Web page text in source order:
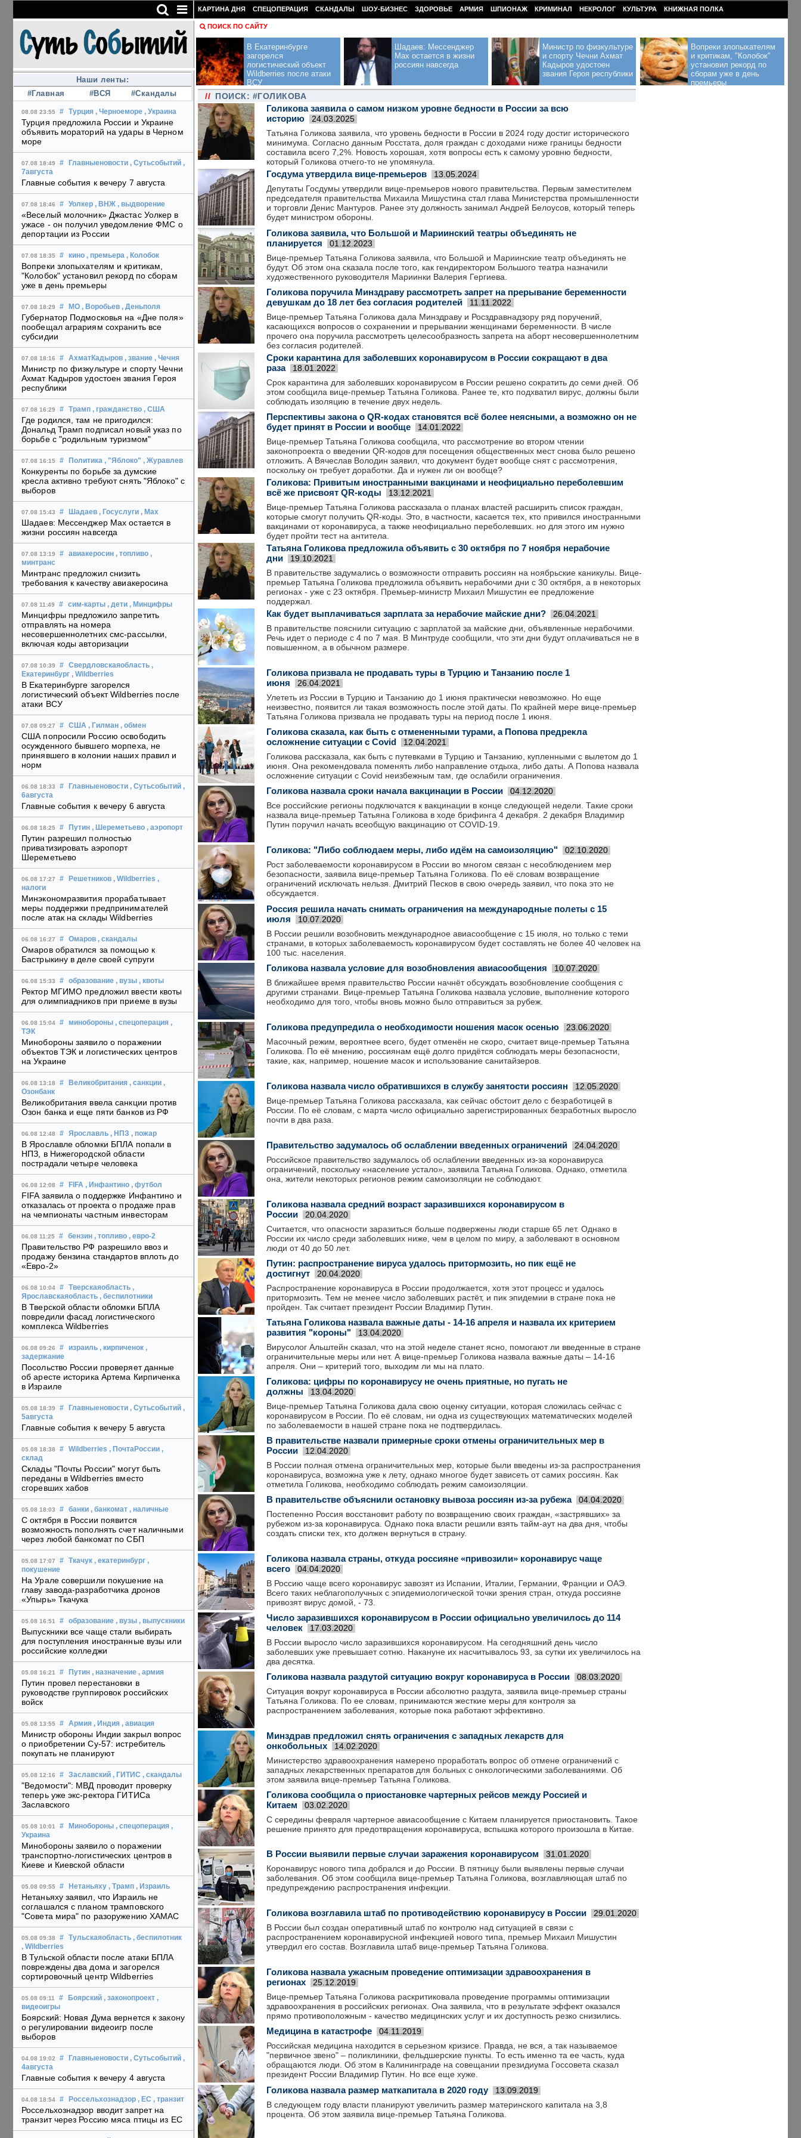
Наши ленты:
#Главная
#ВСЯ #Скандалы
08.08 23:55 # Турция , Черноеморе , Украина
Турция предложила России и Украине
объявить мораторий на удары в Черном
море
07.08 18:49 # Главныеновости , Сутьсобытий ,
7августа
Главные события к вечеру 7 августа
07.08 18:46 # Уолкер , ВНЖ , выдворение
«Веселый молочник» Джастас Уолкер в
ужасе - он получил уведомление ФМС о
депортации из России
07.08 18:35 # кино , премьера , Колобок
Вопреки злопыхателям и критикам,
"Колобок" установил рекорд по сборам
уже в день премьеры
07.08 18:29 # МО , Воробьев , Деньполя
Губернатор Подмосковья на «Дне поля»
пообещал аграриям сохранить все
субсидии
07.08 18:16 # АхматКадыров , звание , Чечня
Министр по физкультуре и спорту Чечни
Ахмат Кадыров удостоен звания Героя
республики
07.08 16:29 # Трамп , гражданство , США
Где родился, там не пригодился:
Дональд Трамп подписал новый указ по
борьбе с "родильным туризмом"
07.08 16:15 # Политика , "Яблоко" , Журавлев
Конкуренты по борьбе за думские
кресла активно требуют снять "Яблоко" с
выборов
07.08 15:43 # Шадаев , Госуслуги , Max
Шадаев: Мессенджер Max остается в
жизни россиян навсегда
07.08 13:19 # авиакеросин , топливо ,
минтранс
Минтранс предложил снизить
требования к качеству авиакеросина
07.08 11:49 # сим-карты , дети , Минцифры
Минцифры предложило запретить
отправлять на номера
несовершеннолетних смс-рассылки,
включая коды авторизации
07.08 10:39 # Свердловскаяобласть ,
Екатеринбург , Wildberries
В Екатеринбурге загорелся
логистический объект Wildberries после
атаки ВСУ
07.08 09:27 # США , Гилман , обмен
США попросили Россию освободить
осужденного бывшего морпеха, не
принявшего в колонии наших правил и
норм
06.08 18:33 # Главныеновости , Сутьсобытий ,
6августа
Главные события к вечеру 6 августа
06.08 18:25 # Путин , Шереметьево , аэропорт
Путин разрешил полностью
приватизировать аэропорт
Шереметьево
06.08 17:27 # Решетников , Wildberries ,
налоги
Минэкономразвития прорабатывает
меры поддержки предпринимателей
после атак на склады Wildberries
06.08 16:27 # Омаров , скандалы
Омаров обратился за помощью к
Бастрыкину в деле своей супруги
06.08 15:33 # образование , вузы , квоты
Ректор МГИМО предложил ввести квоты
для олимпиадников при приеме в вузы
06.08 15:04 # минобороны , спецоперация ,
ТЭК
Минобороны заявило о поражении
объектов ТЭК и логистических центров
на Украине
06.08 13:18 # Великобритания , санкции ,
Озонбанк
Великобритания ввела санкции против
Озон банка и еще пяти банков из РФ
06.08 12:48 # Ярославль , НПЗ , пожар
В Ярославле обломки БПЛА попали в
НПЗ, в Нижегородской области
пострадали четыре человека
06.08 12:08 # FIFA , Инфантино , футбол
FIFA заявила о поддержке Инфантино и
отказалась от проекта о продаже прав
на чемпионаты частным инвесторам
06.08 11:25 # бензин , топливо , евро-2
Правительство РФ разрешило ввоз и
продажу бензина стандартов вплоть до
«Евро-2»
06.08 10:04 # Тверскаяобласть ,
Ярославскаяобласть , беспилотники
В Тверской области обломки БПЛА
повредили фасад логистического
комплекса Wildberries
06.08 09:26 # израиль , кирпиченок ,
задержание
Посольство России проверяет данные
об аресте историка Артема Кирпиченка
в Израиле
05.08 18:39 # Главныеновости , Сутьсобытий ,
5августа
Главные события к вечеру 5 августа
05.08 18:38 # Wildberries , ПочтаРоссии ,
склад
Склады "Почты России" могут быть
переданы в Wildberries вместо
сгоревших хабов
05.08 18:03 # банки , банкомат , наличные
С октября в России появится
возможность пополнять счет наличными
через любой банкомат по СБП
05.08 17:07 # Ткачук , екатеринбург ,
покушение
На Урале совершили покушение на
главу завода-разработчика дронов
«Упырь» Ткачука
05.08 16:51 # образование , вузы , выпускники
Выпускники все чаще стали выбирать
для поступления иностранные вузы или
российские колледжи
05.08 16:21 # Путин , назначение , армия
Путин провел перестановки в
руководстве группировок российских
войск
05.08 13:55 # Армия , Индия , авиация
Министр обороны Индии закрыл вопрос
о приобретении Су-57: истребитель
покупать не планируют
05.08 12:16 # Заславский , ГИТИС , скандалы
"Ведомости": МВД проводит проверку
теперь уже экс-ректора ГИТИСа
Заславского
05.08 10:01 # Минобороны , спецоперация ,
Украина
Минобороны заявило о поражении
транспортно-логистических центров в
Киеве и Киевской области
05.08 09:55 # Нетаньяху , Трамп , Израиль
Нетаньяху заявил, что Израиль не
соглашался с планом трамповского
"Совета мира" по разоружению ХАМАС
05.08 09:38 # Тульскаяобласть , беспилотник
, Wildberries
В Тульской области после атаки БПЛА
повреждены два дома и загорелся
сортировочный центр Wildberries
05.08 09:11 # Боярский , законопроект ,
видеоигры
Боярский: Новая Дума вернется к закону
о регулировании видеоигр после
выборов
04.08 19:02 # Главныеновости , Сутьсобытий ,
4августа
Главные события к вечеру 4 августа
04.08 18:54 # Россельхознадзор , ЕС , транзит
Россельхознадзор вводит запрет на
транзит через Россию мяса птицы из ЕС
КАРТИНА ДНЯ СПЕЦОПЕРАЦИЯ СКАНДАЛЫ ШОУ-БИЗНЕС ЗДОРОВЬЕ АРМИЯ ШПИОНАЖ КРИМИНАЛ НЕКРОЛОГ КУЛЬТУРА КНИЖНАЯ ПОЛКА
ПОИСК ПО САЙТУ
В Екатеринбурге
загорелся
логистический объект
Wildberries после атаки
ВСУ
Шадаев: Мессенджер
Max остается в жизни
россиян навсегда
Министр по физкультуре
и спорту Чечни Ахмат
Кадыров удостоен
звания Героя республики
Вопреки злопыхателям
и критикам, "Колобок"
установил рекорд по
сборам уже в день
премьеры
// ПОИСК: #ГОЛИКОВА
Голикова заявила о самом низком уровне бедности в России за всю
историю
24.03.2025
Татьяна Голикова заявила, что уровень бедности в России в 2024 году достиг исторического
минимума. Согласно данным Росстата, доля граждан с доходами ниже границы бедности
составила всего 7,2%. Новость хорошая, хотя вопросы есть к самому уровню бедности,
который Голикова отчего-то не упомянула.
Госдума утвердила вице-премьеров 13.05.2024
Депутаты Госдумы утвердили вице-премьеров нового правительства. Первым заместителем
председателя правительства Михаила Мишустина стал глава Министерства промышленности
и торговли Денис Мантуров. Ранее эту должность занимал Андрей Белоусов, который теперь
будет министром обороны.
Голикова заявила, что Большой и Мариинский театры объединять не
планируется
01.12.2023
Вице-премьер Татьяна Голикова заявила, что Большой и Мариинские театр объединять не
будут. Об этом она сказала после того, как гендиректором Большого театра назначили
художественного руководителя Мариинки Валерия Гергиева.
Голикова поручила Минздраву рассмотреть запрет на прерывание беременности
девушкам до 18 лет без согласия родителей
11.11.2022
Вице-премьер Татьяна Голикова дала Минздраву и Росздравнадзору ряд поручений,
касающихся вопросов о сохранении и прерывании женщинами беременности. В числе
прочего она поручила рассмотреть целесообразность запрета на аборт несовершеннолетним
без согласия родителей.
Сроки карантина для заболевших коронавирусом в России сокращают в два
раза
18.01.2022
Срок карантина для заболевших коронавирусом в России решено сократить до семи дней. Об
этом сообщила вице-премьер Татьяна Голикова. Ранее те, кто подхватил вирус, должны были
соблюдать изоляцию в течение двух недель.
Перспективы закона о QR-кодах становятся всё более неясными, а возможно он не
будет принят в России и вообще
14.01.2022
Вице-премьер Татьяна Голикова сообщила, что рассмотрение во втором чтении
законопроекта о введении QR-кодов для посещения общественных мест снова было решено
отложить. А Вячеслав Володин заявил, что документ будет вообще снят с рассмотрения,
поскольку он требует доработки. Да и нужен ли он вообще?
Голикова: Привитым иностранными вакцинами и неофициально переболевшим
всё же присвоят QR-коды
13.12.2021
Вице-премьер Татьяна Голикова рассказала о планах властей расширить список граждан,
которые смогут получить QR-коды. Это, в частности, касается тех, кто привился иностранными
вакцинами от коронавируса, а также неофициально переболевших. но для этого им нужно
будет пройти тест на антитела.
Татьяна Голикова предложила объявить с 30 октября по 7 ноября нерабочие
дни
19.10.2021
В правительстве задумались о возможности отправить россиян на ноябрьские каникулы. Вице-
премьер Татьяна Голикова предложила объявить нерабочими дни с 30 октября, а в некоторых
регионах - уже с 23 октября. Премьер-министр Михаил Мишустин ее предложение
поддержал.
Как будет выплачиваться зарплата за нерабочие майские дни? 26.04.2021
В правительстве пояснили ситуацию с зарплатой за майские дни, объявленные нерабочими.
Речь идет о периоде с 4 по 7 мая. В Минтруде сообщили, что эти дни будут оплачиваться не в
повышенном, а в обычном размере.
Голикова призвала не продавать туры в Турцию и Танзанию после 1
июня
26.04.2021
Улететь из России в Турцию и Танзанию до 1 июня практически невозможно. Но еще
неизвестно, появится ли такая возможность после этой даты. По крайней мере вице-премьер
Татьяна Голикова призвала не продавать туры на период после 1 июня.
Голикова сказала, как быть с отмененными турами, а Попова предрекла
осложнение ситуации с Covid
12.04.2021
Голикова рассказала, как быть с путевками в Турцию и Танзанию, купленными с вылетом до 1
июня. Она рекомендовала поменять либо направление отдыха, либо даты. А Попова назвала
осложнение ситуации с Covid неизбежным там, где ослабили ограничения.
Голикова назвала сроки начала вакцинации в России 04.12.2020
Все российские регионы подключатся к вакцинации в конце следующей недели. Такие сроки
назвала вице-премьер Татьяна Голикова в ходе брифинга 4 декабря. 2 декабря Владимир
Путин поручил начать всеобщую вакцинацию от COVID-19.
Голикова: "Либо соблюдаем меры, либо идём на самоизоляцию" 02.10.2020
Рост заболеваемости коронавирусом в России во многом связан с несоблюдением мер
безопасности, заявила вице-премьер Татьяна Голикова. По её словам возвращение
ограничений исключать нельзя. Дмитрий Песков в свою очередь заявил, что пока это не
обсуждается.
Россия решила начать снимать ограничения на международные полеты с 15
июля
10.07.2020
В России решили возобновить международное авиасообщение с 15 июля, но только с теми
странами, в которых заболеваемость коронавирусом будет составлять не более 40 человек на
100 тыс. населения.
Голикова назвала условие для возобновления авиасообщения 10.07.2020
В ближайшее время правительство России начнёт обсуждать возобновление сообщения с
другими странами. Вице-премьер Татьяна Голикова назвала условие, выполнение которого
необходимо для того, чтобы вновь можно было отправиться за рубеж.
Голикова предупредила о необходимости ношения масок осенью 23.06.2020
Масочный режим, вероятнее всего, будет отменён не скоро, считает вице-премьер Татьяна
Голикова. По её мнению, россиянам ещё долго придётся соблюдать меры безопасности,
такие, как, например, ношение масок и использование санитайзеров.
Голикова назвала число обратившихся в службу занятости россиян 12.05.2020
Вице-премьер Татьяна Голикова рассказала, как сейчас обстоит дело с безработицей в
России. По её словам, с марта число официально зарегистрированных безработных выросло
почти в два раза.
Правительство задумалось об ослаблении введенных ограничений 24.04.2020
Российское правительство задумалось об ослаблении введенных из-за коронавируса
ограничений, поскольку «население устало», заявила Татьяна Голикова. Однако, отметила
она, жители некоторых регионов режим самоизоляции не соблюдают.
Голикова назвала средний возраст заразившихся коронавирусом в
России
20.04.2020
Считается, что опасности заразиться больше подвержены люди старше 65 лет. Однако в
России их число среди заболевших ниже, чем в целом по миру, а заболевают в основном
люди от 40 до 50 лет.
Путин: распространение вируса удалось притормозить, но пик ещё не
достигнут
20.04.2020
Распространение коронавируса в России продолжается, хотя этот процесс и удалось
притормозить. Тем не менее число заболевших растёт, и пик эпидемии в стране пока не
пройден. Так считает президент России Владимир Путин.
Татьяна Голикова назвала важные даты - 14-16 апреля и назвала их критерием
развития "короны"
13.04.2020
Вирусолог Альштейн сказал, что на этой неделе станет ясно, помогают ли введенные в стране
ограничительные меры или нет. А вице-премьер Голикова назвала важные даты – 14-16
апреля. Они – критерий того, выходим ли мы на плато.
Голикова: цифры по коронавирусу не очень приятные, но пугать не
должны
13.04.2020
Вице-премьер Татьяна Голикова дала свою оценку ситуации, которая сложилась сейчас с
коронавирусом в России. По её словам, ни одна из существующих математических моделей
по заболеваемости в нашей стране пока не подтвердилась.
В правительстве назвали примерные сроки отмены ограничительных мер в
России
12.04.2020
В России полная отмена ограничительных мер, которые были введены из-за распространения
коронавируса, возможна уже к лету, однако многое будет зависеть от самих россиян. Как
отметила Голикова, необходимо соблюдать режим самоизоляции.
В правительстве объяснили остановку вывоза россиян из-за рубежа 04.04.2020
Постепенно Россия восстановит работу по возвращению своих граждан, «застрявших» за
рубежом из-за коронавируса. Однако пока власти решили взять тайм-аут на два дня, чтобы
создать списки тех, кто должен вернуться в страну.
Голикова назвала страны, откуда россияне «привозили» коронавирус чаще
всего
04.04.2020
В Россию чаще всего коронавирус завозят из Испании, Италии, Германии, Франции и ОАЭ.
Всего таких неблагополучных с эпидемиологической точки зрения стран, откуда россияне
привозят вирус домой, - 73.
Число заразившихся коронавирусом в России официально увеличилось до 114
человек
17.03.2020
В России выросло число заразившихся коронавирусом. На сегодняшний день число
заболевших уже превышает сотню. Накануне их насчитывалось 93, за сутки их увеличилось на
два десятка.
Голикова назвала раздутой ситуацию вокруг коронавируса в России 08.03.2020
Ситуация вокруг коронавируса в России абсолютно раздута, заявила вице-премьер страны
Татьяна Голикова. По ее словам, принимаются жесткие меры для контроля за
распространением заболевания, которые пока работают эффективно.
Минздрав предложил снять ограничения с западных лекарств для
онкобольных
14.02.2020
Министерство здравоохранения намерено проработать вопрос об отмене ограничений с
западных лекарственных препаратов для больных с онкологическими заболеваниями. Об
этом заявила вице-премьер Татьяна Голикова.
Голикова сообщила о приостановке чартерных рейсов между Россией и
Китаем
03.02.2020
С середины февраля чартерное авиасообщение с Китаем планируется приостановить. Такое
решение принято для предотвращения коронавируса, вспышка которого произошла в Китае.
В России выявили первые случаи заражения коронавирусом 31.01.2020
Коронавирус нового типа добрался и до России. В пятницу были выявлены первые случаи
заболевания. Об этом сообщила вице-премьер Татьяна Голикова, возглавляющая штаб по
предупреждению распространения инфекции.
Голикова возглавила штаб по противодействию коронавирусу в России 29.01.2020
В России был создан оперативный штаб по контролю над ситуацией в связи с
распространением коронавирусной инфекцией нового типа, премьер Михаил Мишустин
утвердил его состав. Возглавила штаб вице-премьер Татьяна Голикова.
Голикова назвала ужасным проведение оптимизации здравоохранения в
регионах
25.12.2019
Вице-премьер Татьяна Голикова раскритиковала проведение программы оптимизации
здравоохранения в российских регионах. Она заявила, что в результате эффект оказался
прямо противоположным - качество медицинских услуг и их доступность резко снизились.
Медицина в катастрофе 04.11.2019
Российская медицина находится в серьезном кризисе. Правда, не вся, а так называемое
"первичное звено" – поликлиники, фельдшерские пункты. То есть именно та ее часть, куда
обращаются люди. Об этом в Калининграде на совещании президиума Госсовета сказал
президент России Владимир Путин. Но все еще хуже.
Голикова назвала размер маткапитала в 2020 году 13.09.2019
В следующем году власти планируют увеличить размер материнского капитала на 3,8
процента. Об этом заявила вице-премьер Татьяна Голикова.